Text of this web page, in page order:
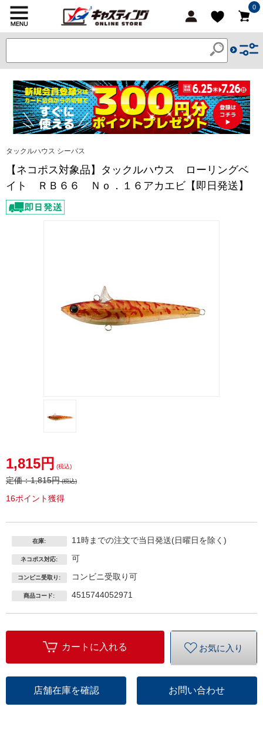
0
タックルハウス シーバス
【ネコポス対象品】タックルハウス ローリングベ
イト ＲＢ６６ Ｎｏ．１６アカエビ【即日発送】
1,815円 (税込)
定価：1,815円(税込)
16ポイント獲得
在庫: 11時までの注文で当日発送(日曜日を除く)
ネコポス対応: 可
コンビニ受取り: コンビニ受取り可
商品コード: 4515744052971
カートに入れる お気に入り
店舗在庫を確認 お問い合わせ